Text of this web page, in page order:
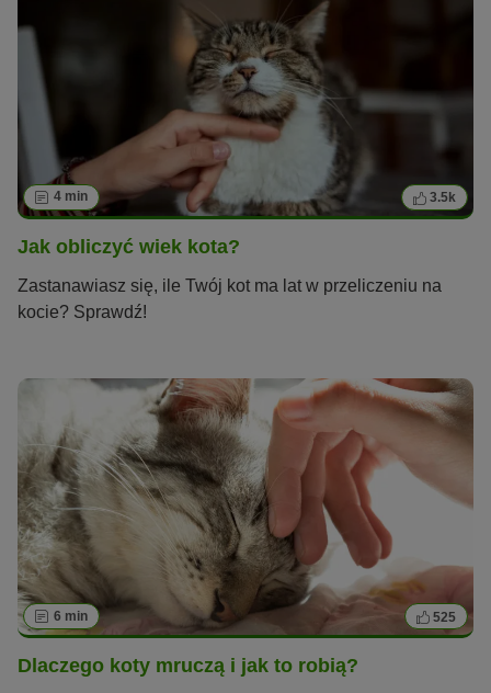
4 min 3.5k
Jak obliczyć wiek kota?
Zastanawiasz się, ile Twój kot ma lat w przeliczeniu na
kocie? Sprawdź!
6 min 525
Dlaczego koty mruczą i jak to robią?